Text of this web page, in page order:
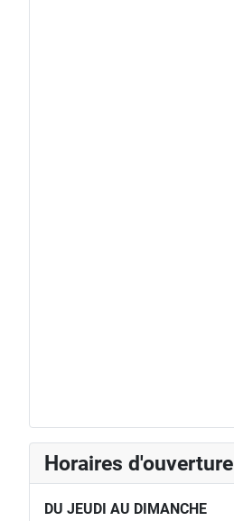
Horaires d'ouverture
DU JEUDI AU DIMANCHE